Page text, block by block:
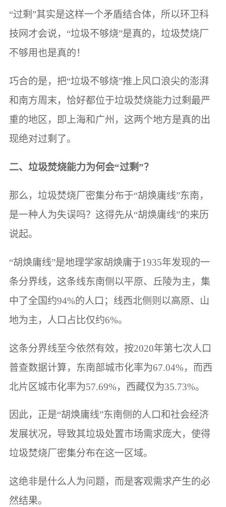
“过剩”其实是这样一个矛盾结合体，所以环卫科
技网才会说，“垃圾不够烧”是真的，垃圾焚烧厂
不够用也是真的！
巧合的是，把“垃圾不够烧”推上风口浪尖的澎湃
和南方周末，恰好都位于垃圾焚烧能力过剩最严
重的地区，即上海和广州，这两个地方是真的出
现绝对过剩了。
二、垃圾焚烧能力为何会“过剩”？
那么，垃圾焚烧厂密集分布于“胡焕庸线”东南，
是一种人为失误吗？这得先从“胡焕庸线”的来历
说起。
“胡焕庸线”是地理学家胡焕庸于1935年发现的一
条分界线，这条线东南侧以平原、丘陵为主，集
中了全国约94%的人口；线西北侧则以高原、山
地为主，人口占比仅约6%。
这条分界线至今依然有效，按2020年第七次人口
普查数据计算，东南部城市化率为67.04%，而西
北片区城市化率为57.69%，西藏仅为35.73%。
因此，正是“胡焕庸线”东南侧的人口和社会经济
发展状况，导致其垃圾处置市场需求庞大，使得
垃圾焚烧厂密集分布在这一区域。
这绝非是什么人为问题，而是客观需求产生的必
然结果。